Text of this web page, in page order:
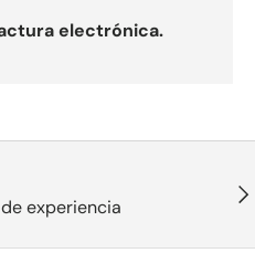
electrónica.
experiencia